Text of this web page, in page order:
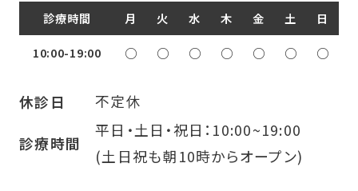
診療時間 月 火 水 木 金 土 日
10:00-19:00 ○ ○ ○ ○ ○ ○ ○
休診日 不定休
診療時間
平日・土日・祝日：10:00~19:00
(土日祝も朝10時からオープン)